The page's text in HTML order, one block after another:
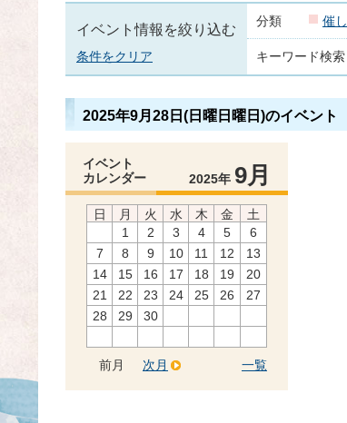
イベント情報を絞り込む
条件をクリア
分類 催し
キーワード検索
2025年9月28日(日曜日曜日)のイベント
イベント
カレンダー
2025年 9月
日 月 火 水 木 金
土
1
2 3 4 5
6
7
8 9 10 11 12
13
14
15 16 17 18 19
20
21
22 23 24 25 26
27
28
29 30
前月 一覧
次月